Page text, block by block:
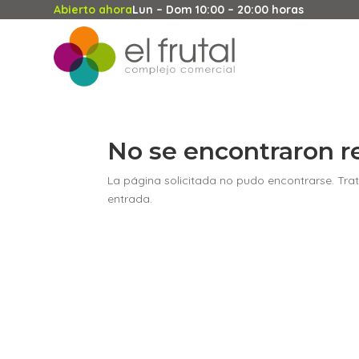
Abierto ahoraLun – Dom 10:00 – 20:00 horas
No se encontraron
La página solicitada no pudo encontrarse.
entrada.